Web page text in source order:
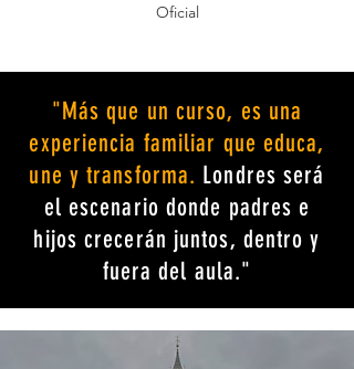
Oficial
"Más que un curso, es una
experiencia familiar que educa,
une y transforma. Londres será
el escenario donde padres e
hijos crecerán juntos, dentro y
fuera del aula."